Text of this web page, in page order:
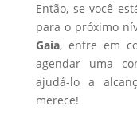
Então, se você
para o próximo
Gaia, entre em
agendar uma
ajudá-lo a
merece!